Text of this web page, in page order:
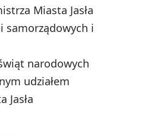
Miasta Jasła
samorządowych i
narodowych
udziałem
Jasła